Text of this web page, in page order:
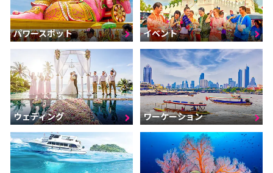
パワースポット イベント
ウェディング ワーケーション